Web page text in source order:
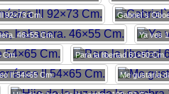
92×73 Cm. Gabriel`s
46×55 Cm. Ya ves
Cm. Para la libertad 61×50 Cm.
II 54×65 Cm. Me gustaría